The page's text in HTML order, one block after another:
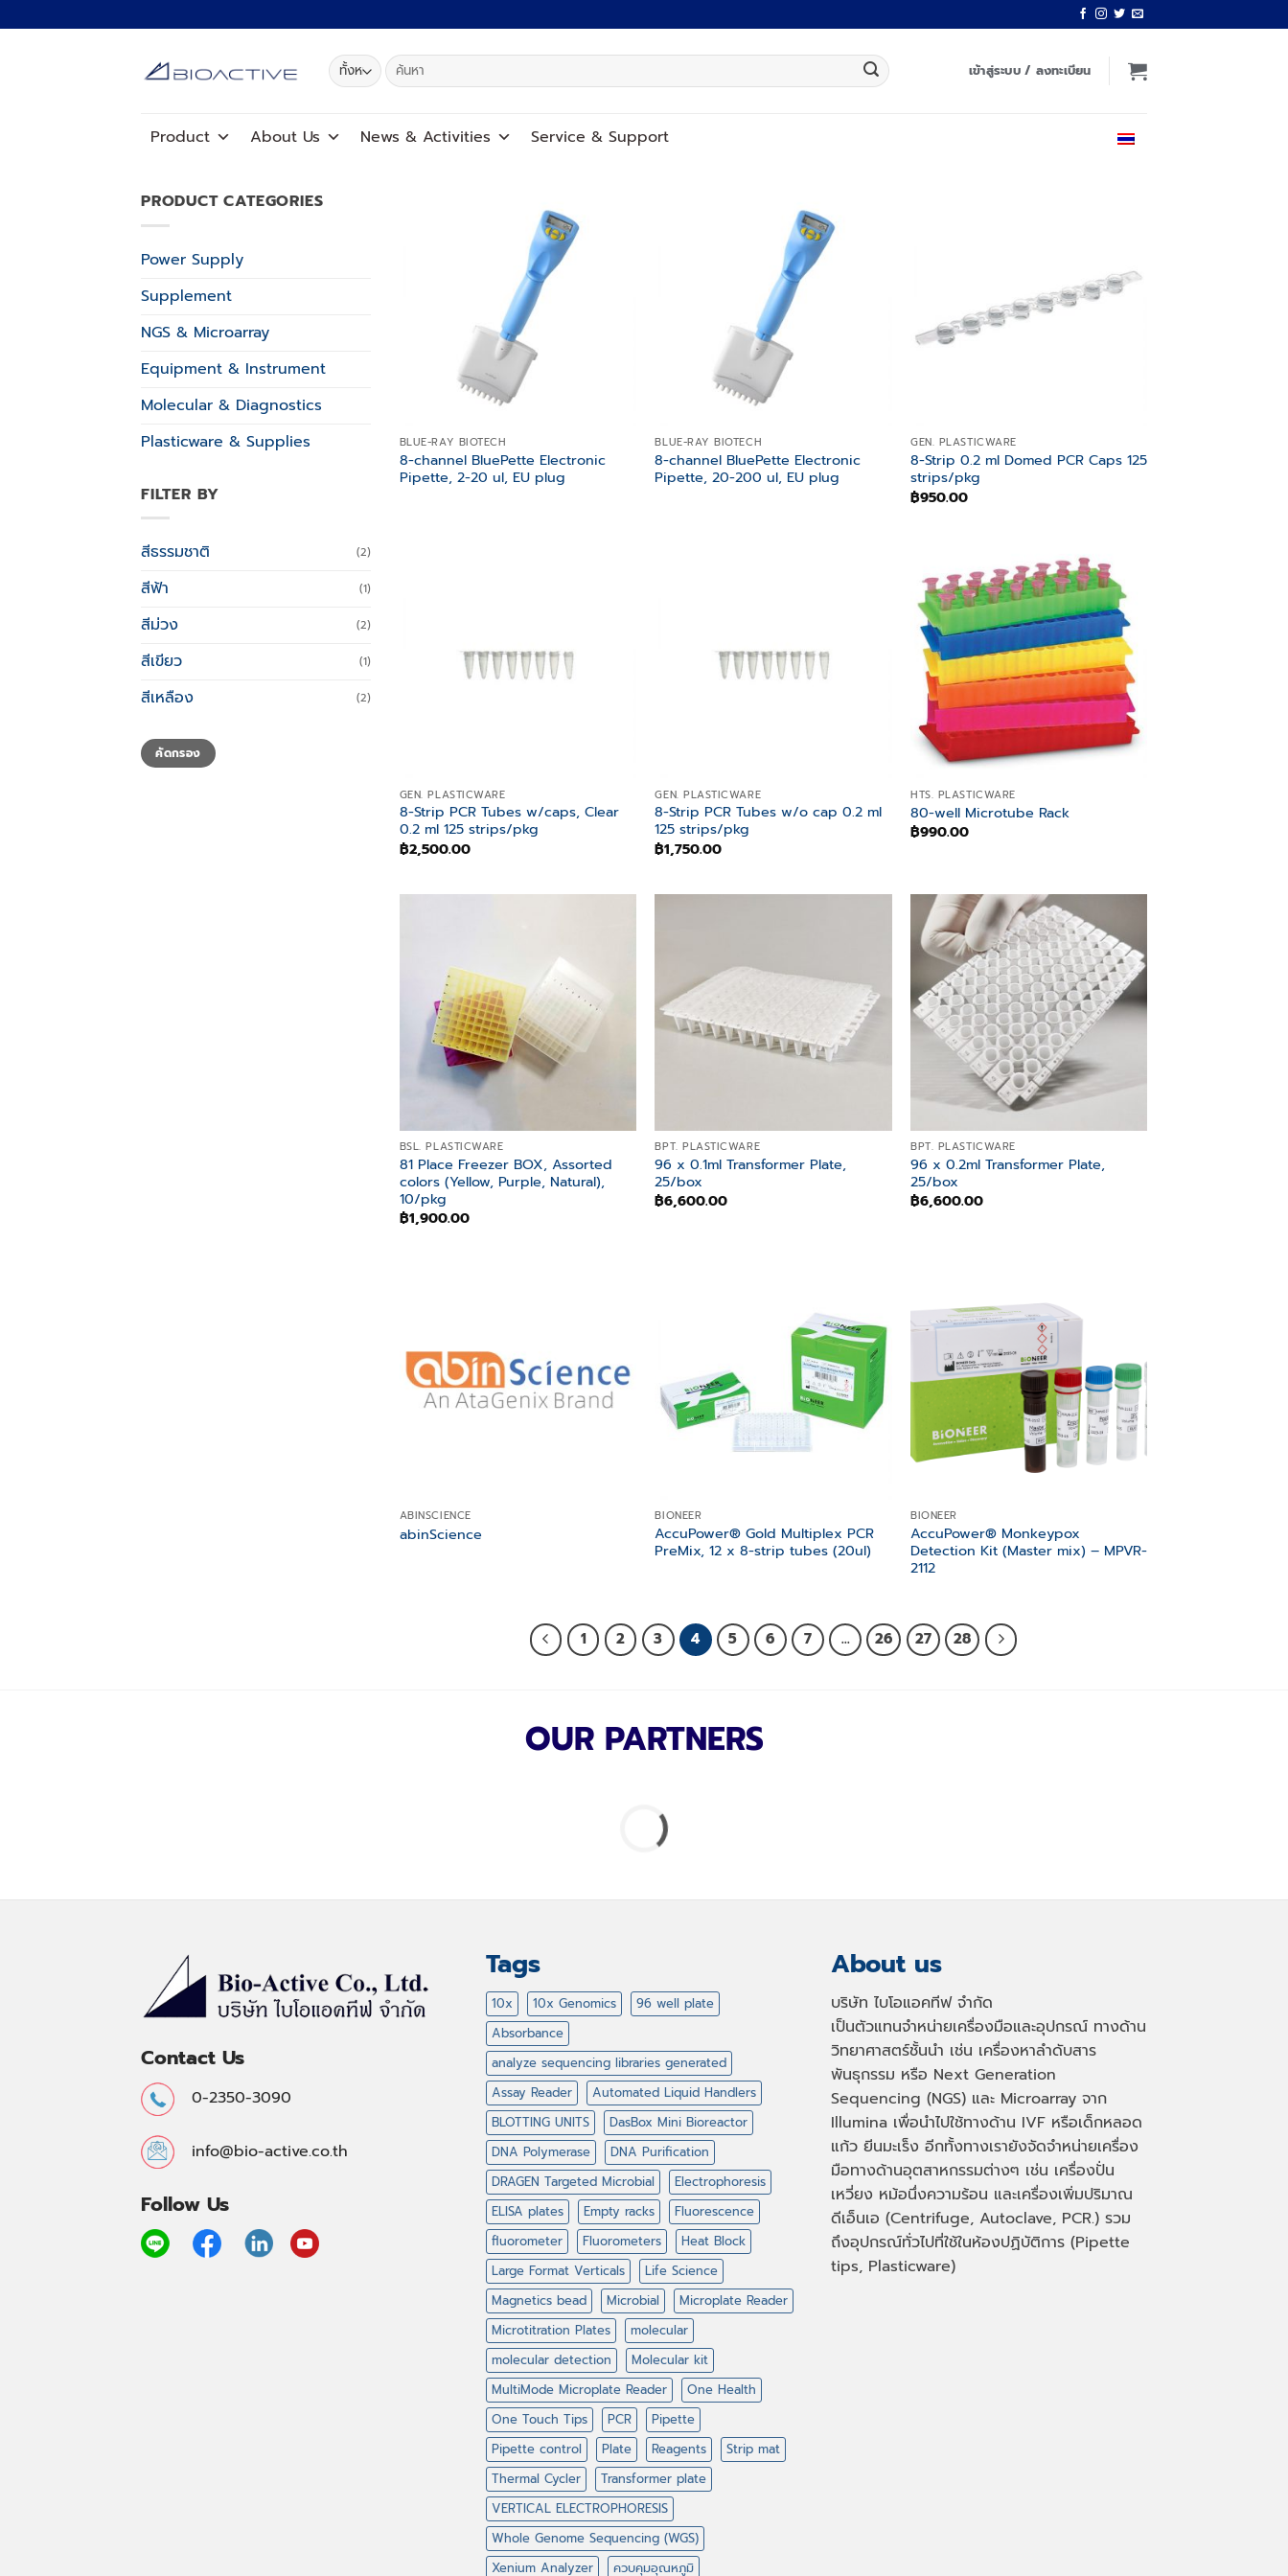
ไป
ค้นหา: เข้าสู่ระบบ / ลงทะเบียน
Product About Us News & Activities Service & Support
PRODUCT CATEGORIES
Power Supply
Supplement
NGS & Microarray
Equipment & Instrument
Molecular & Diagnostics
Plasticware & Supplies
FILTER BY
สีธรรมชาติ (2)
สีฟ้า (1)
สีม่วง (2)
สีเขียว (1)
สีเหลือง (2)
ราคา
ต่ำ
สุด
ราคา
สูงสุดคัดกรอง
BLUE-RAY BIOTECH
8-channel BluePette Electronic
Pipette, 2-20 ul, EU plug
BLUE-RAY BIOTECH
8-channel BluePette Electronic
Pipette, 20-200 ul, EU plug
GEN. PLASTICWARE
8-Strip 0.2 ml Domed PCR Caps 125
strips/pkg
฿950.00
GEN. PLASTICWARE
8-Strip PCR Tubes w/caps, Clear
0.2 ml 125 strips/pkg
฿2,500.00
GEN. PLASTICWARE
8-Strip PCR Tubes w/o cap 0.2 ml
125 strips/pkg
฿1,750.00
Add to
wishlist
HTS. PLASTICWARE
80-well Microtube Rack
฿990.00
BSL. PLASTICWARE
81 Place Freezer BOX, Assorted
colors (Yellow, Purple, Natural),
10/pkg
฿1,900.00
BPT. PLASTICWARE
96 x 0.1ml Transformer Plate,
25/box
฿6,600.00
Add to
wishlist
BPT. PLASTICWARE
96 x 0.2ml Transformer Plate,
25/box
฿6,600.00
ABINSCIENCE
abinScience
Add to
wishlist
BIONEER
AccuPower® Gold Multiplex PCR
PreMix, 12 x 8-strip tubes (20ul)
BIONEER
AccuPower® Monkeypox
Detection Kit (Master mix) – MPVR-
2112
1 2 3 4 5 6 7 … 26 27 28
OUR PARTNERS
Contact Us
0-2350-3090
info@bio-active.co.th
Follow Us
Tags
10x 10x Genomics
96 well plate
Absorbance
analyze sequencing libraries generated
Assay Reader
Automated Liquid Handlers
BLOTTING UNITS
DasBox Mini Bioreactor
DNA Polymerase
DNA Purification
DRAGEN Targeted Microbial
Electrophoresis
ELISA plates
Empty racks
Fluorescence
fluorometer
Fluorometers
Heat Block
Large Format Verticals
Life Science
Magnetics bead
Microbial
Microplate Reader
Microtitration Plates
molecular
molecular detection
Molecular kit
MultiMode Microplate Reader
One Health
One Touch Tips
PCR
Pipette
Pipette control
Plate Reagents
Strip mat
Thermal Cycler
Transformer plate
VERTICAL ELECTROPHORESIS
Whole Genome Sequencing (WGS)
Xenium Analyzer
ควบคุมอุณหภูมิ
About us
บริษัท ไบโอแอคทีฟ จำกัด
เป็นตัวแทนจำหน่ายเครื่องมือและอุปกรณ์ ทางด้าน
วิทยาศาสตร์ชั้นนำ เช่น เครื่องหาลำดับสาร
พันธุกรรม หรือ Next Generation
Sequencing (NGS) และ Microarray จาก
Illumina เพื่อนำไปใช้ทางด้าน IVF หรือเด็กหลอด
แก้ว ยีนมะเร็ง อีกทั้งทางเรายังจัดจำหน่ายเครื่อง
มือทางด้านอุตสาหกรรมต่างๆ เช่น เครื่องปั่น
เหวี่ยง หม้อนึ่งความร้อน และเครื่องเพิ่มปริมาณ
ดีเอ็นเอ (Centrifuge, Autoclave, PCR.) รวม
ถึงอุปกรณ์ทั่วไปที่ใช้ในห้องปฏิบัติการ (Pipette
tips, Plasticware)